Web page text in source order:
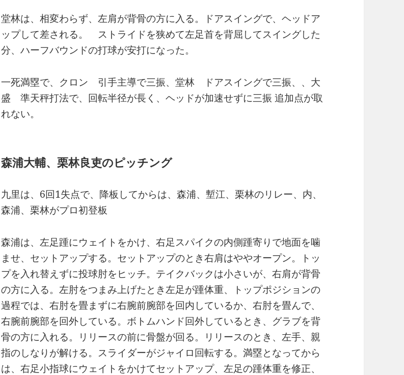
堂林は、相変わらず、左肩が背骨の方に入る。ドアスイングで、ヘッドア
ップして差される。 ストライドを狭めて左足首を背屈してスイングした
分、ハーフバウンドの打球が安打になった。
一死満塁で、クロン 引手主導で三振、堂林 ドアスイングで三振、、大
盛 準天秤打法で、回転半径が長く、ヘッドが加速せずに三振 追加点が取
れない。
森浦大輔、栗林良吏のピッチング
九里は、6回1失点で、降板してからは、森浦、塹江、栗林のリレー、内、
森浦、栗林がプロ初登板
森浦は、左足踵にウェイトをかけ、右足スパイクの内側踵寄りで地面を噛
ませ、セットアップする。セットアップのとき右肩はややオープン。トッ
プを入れ替えずに投球肘をヒッチ。テイクバックは小さいが、右肩が背骨
の方に入る。左肘をつまみ上げたとき左足が踵体重、トップポジションの
過程では、右肘を畳まずに右腕前腕部を回内しているか、右肘を畳んで、
右腕前腕部を回外している。ボトムハンド回外しているとき、グラブを背
骨の方に入れる。リリースの前に骨盤が回る。リリースのとき、左手、親
指のしなりが解ける。スライダーがジャイロ回転する。満塁となってから
は、右足小指球にウェイトをかけてセットアップ、左足の踵体重を修正、